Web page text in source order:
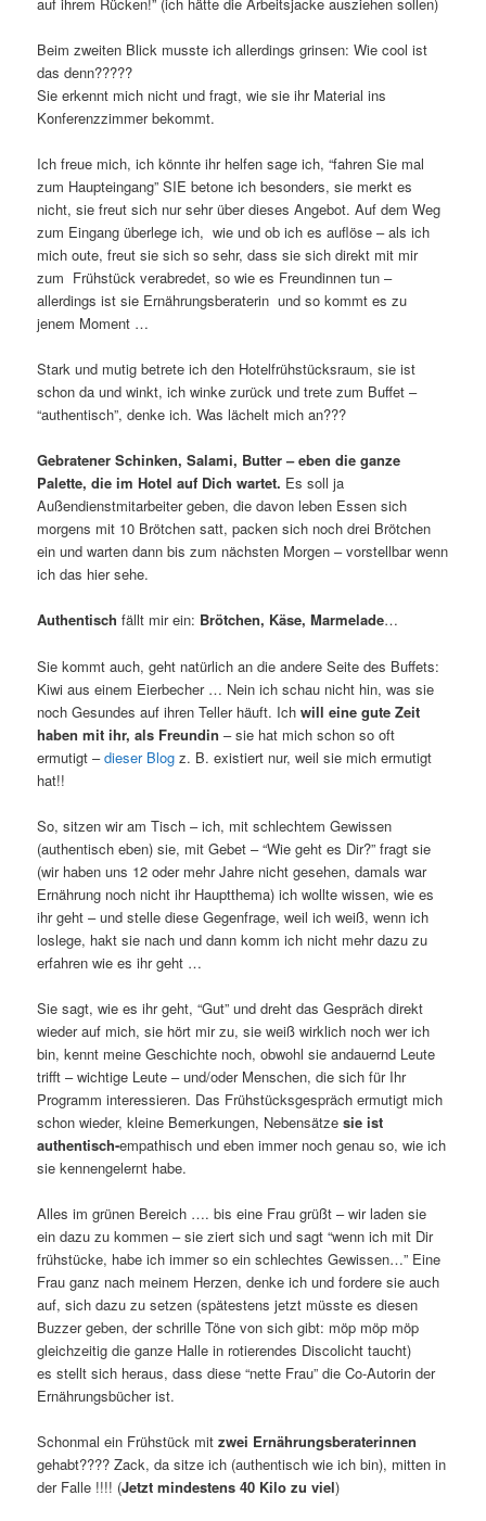
Beim zweiten Blick musste ich allerdings grinsen: Wie cool ist
das denn?????
Sie erkennt mich nicht und fragt, wie sie ihr Material ins
Konferenzzimmer bekommt.
Ich freue mich, ich könnte ihr helfen sage ich, “fahren Sie mal
zum Haupteingang” SIE betone ich besonders, sie merkt es
nicht, sie freut sich nur sehr über dieses Angebot. Auf dem Weg
zum Eingang überlege ich, wie und ob ich es auflöse – als ich
mich oute, freut sie sich so sehr, dass sie sich direkt mit mir
zum Frühstück verabredet, so wie es Freundinnen tun –
allerdings ist sie Ernährungsberaterin und so kommt es zu
jenem Moment …
Stark und mutig betrete ich den Hotelfrühstücksraum, sie ist
schon da und winkt, ich winke zurück und trete zum Buffet –
“authentisch”, denke ich. Was lächelt mich an???
Gebratener Schinken, Salami, Butter – eben die ganze
Palette, die im Hotel auf Dich wartet. Es soll ja
Außendienstmitarbeiter geben, die davon leben Essen sich
morgens mit 10 Brötchen satt, packen sich noch drei Brötchen
ein und warten dann bis zum nächsten Morgen – vorstellbar wenn
ich das hier sehe.
Authentisch fällt mir ein: Brötchen, Käse, Marmelade…
Sie kommt auch, geht natürlich an die andere Seite des Buffets:
Kiwi aus einem Eierbecher … Nein ich schau nicht hin, was sie
noch Gesundes auf ihren Teller häuft. Ichwill eine gute Zeit
haben mit ihr, als Freundin – sie hat mich schon so oft
ermutigt –dieser Blog z. B. existiert nur, weil sie mich ermutigt
hat!!
So, sitzen wir am Tisch – ich, mit schlechtem Gewissen
(authentisch eben) sie, mit Gebet – “Wie geht es Dir?” fragt sie
(wir haben uns 12 oder mehr Jahre nicht gesehen, damals war
Ernährung noch nicht ihr Hauptthema) ich wollte wissen, wie es
ihr geht – und stelle diese Gegenfrage, weil ich weiß, wenn ich
loslege, hakt sie nach und dann komm ich nicht mehr dazu zu
erfahren wie es ihr geht …
Sie sagt, wie es ihr geht, “Gut” und dreht das Gespräch direkt
wieder auf mich, sie hört mir zu, sie weiß wirklich noch wer ich
bin, kennt meine Geschichte noch, obwohl sie andauernd Leute
trifft – wichtige Leute – und/oder Menschen, die sich für Ihr
Programm interessieren. Das Frühstücksgespräch ermutigt mich
schon wieder, kleine Bemerkungen, Nebensätzesie ist
authentisch-empathisch und eben immer noch genau so, wie ich
sie kennengelernt habe.
Alles im grünen Bereich …. bis eine Frau grüßt – wir laden sie
ein dazu zu kommen – sie ziert sich und sagt “wenn ich mit Dir
frühstücke, habe ich immer so ein schlechtes Gewissen…” Eine
Frau ganz nach meinem Herzen, denke ich und fordere sie auch
auf, sich dazu zu setzen (spätestens jetzt müsste es diesen
Buzzer geben, der schrille Töne von sich gibt: möp möp möp
gleichzeitig die ganze Halle in rotierendes Discolicht taucht)
es stellt sich heraus, dass diese “nette Frau” die Co-Autorin der
Ernährungsbücher ist.
Schonmal ein Frühstück mitzwei Ernährungsberaterinnen
gehabt???? Zack, da sitze ich (authentisch wie ich bin), mitten in
der Falle !!!! (Jetzt mindestens 40 Kilo zu viel)